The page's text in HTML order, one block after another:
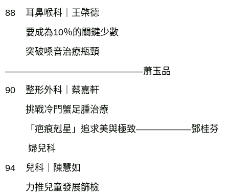
88
耳鼻喉科｜王棨德
要成為10％的關鍵少數
突破嗓音治療瓶頸
―――――――――――――――蕭玉品
90
整形外科｜蔡嘉軒
挑戰冷門蟹足腫治療
「疤痕剋星」追求美與極致――――――鄧桂芬
婦兒科
94
兒科｜陳慧如
力推兒童發展篩檢